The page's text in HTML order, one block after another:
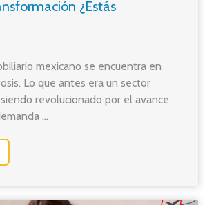
¿Estás
mexicano se encuentra en
Lo que antes era un sector
revolucionado por el avance
...